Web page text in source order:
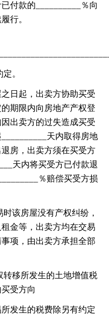
付款的__________％向
行。
。
日起，出卖方协助买受
期限内向房地产产权登
出卖方的过失造成买受
天内取得房地
房，出卖方须在买受方
天内将买受方已付款退
％赔偿买受方损
该房屋没有产权纠纷，
金等，出卖方均在交易
项，由出卖方承担全部
转移所发生的土地增值税
受方向
发生的税费除另有约定